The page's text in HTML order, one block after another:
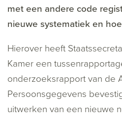
met een andere code
nieuwe systematiek en
Hierover heeft
Kamer een
onderzoeksrapport van de
Persoonsgegevens
uitwerken van een nieuwe